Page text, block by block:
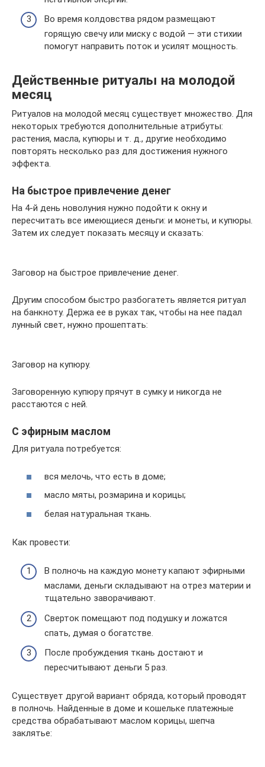
Во время колдовства рядом размещают
горящую свечу или миску с водой — эти стихии
помогут направить поток и усилят мощность.
Действенные ритуалы на молодой
месяц
Ритуалов на молодой месяц существует множество. Для
некоторых требуются дополнительные атрибуты:
растения, масла, купюры и т. д., другие необходимо
повторять несколько раз для достижения нужного
эффекта.
На быстрое привлечение денег
На 4-й день новолуния нужно подойти к окну и
пересчитать все имеющиеся деньги: и монеты, и купюры.
Затем их следует показать месяцу и сказать:
Заговор на быстрое привлечение денег.
Другим способом быстро разбогатеть является ритуал
на банкноту. Держа ее в руках так, чтобы на нее падал
лунный свет, нужно прошептать:
Заговор на купюру.
Заговоренную купюру прячут в сумку и никогда не
расстаются с ней.
С эфирным маслом
Для ритуала потребуется:
вся мелочь, что есть в доме;
масло мяты, розмарина и корицы;
белая натуральная ткань.
Как провести:
В полночь на каждую монету капают эфирными
маслами, деньги складывают на отрез материи и
тщательно заворачивают.
Сверток помещают под подушку и ложатся
спать, думая о богатстве.
После пробуждения ткань достают и
пересчитывают деньги 5 раз.
Существует другой вариант обряда, который проводят
в полночь. Найденные в доме и кошельке платежные
средства обрабатывают маслом корицы, шепча
заклятье: